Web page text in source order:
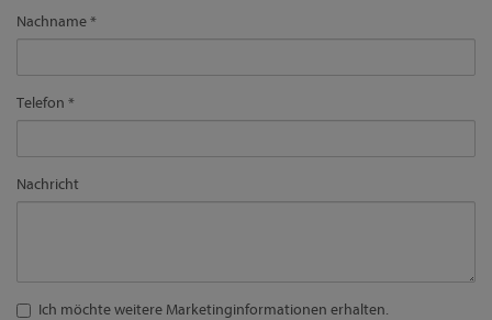
Nachname
Telefon
Nachricht
Ich möchte weitere Marketinginformationen erhalten.